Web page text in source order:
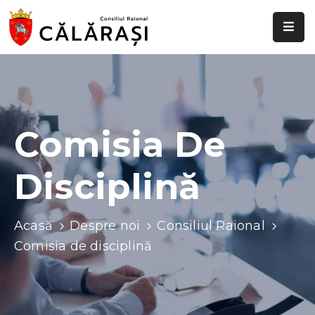
Știri
evenimente
Transparență
decizională
Comisii
raionale
Funcții
vacante
Comisia De
Disciplină
Acasă Despre noi
Consiliul Raional
Comisia de disciplină